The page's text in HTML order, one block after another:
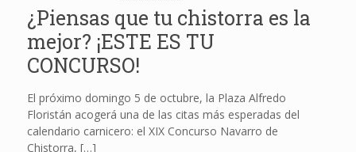
¿Piensas que tu chistorra es la
mejor? ¡ESTE ES TU
CONCURSO!
El próximo domingo 5 de octubre, la Plaza Alfredo
Floristán acogerá una de las citas más esperadas del
calendario carnicero: el XIX Concurso Navarro de
Chistorra, […]